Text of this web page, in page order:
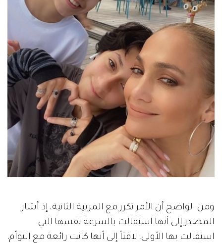
ومن الواضح أن الأمر تكرر مع المربية الثانية، إذ أشار
المصدر إلى أنها استقالت بالسرعة نفسها التي
استقالت بها الأولى، لافتاً إلى أنها كانت رائعة مع التوأم،